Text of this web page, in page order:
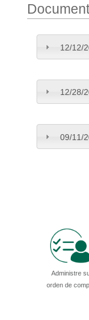
12/12/
12/28/
09/11/
Administre
orden de